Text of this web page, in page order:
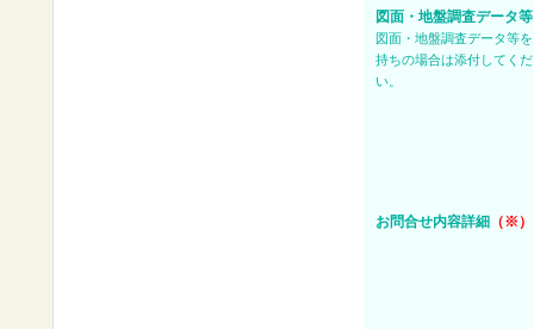
図面・地盤調査データ等
図面・地盤調査データ等
持ちの場合は添付してく
い。
お問合せ内容詳細 （※）